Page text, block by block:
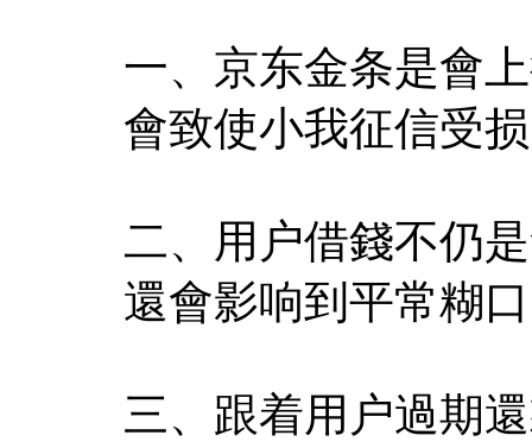
一、京东金条是會
會致使小我征信受
二、用户借錢不仍
還會影响到平常糊
三、跟着用户過期